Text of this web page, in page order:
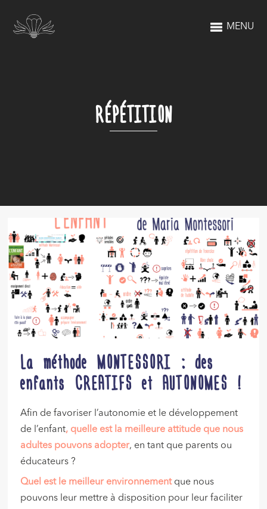
MENU
RÉPÉTITION
La méthode MONTESSORI : des
enfants CREATIFS et AUTONOMES !
Afin de favoriser l’autonomie et le développement
de l’enfant, quelle est la meilleure attitude que nous
adultes pouvons adopter, en tant que parents ou
éducateurs ?
Quel est le meilleur environnementque nous
pouvons leur mettre à disposition pour leur faciliter